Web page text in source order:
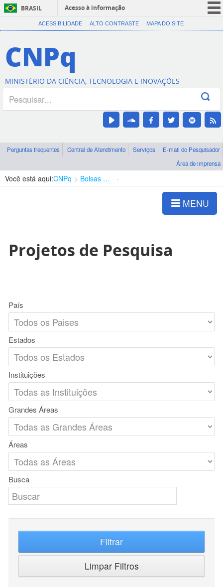
BRASIL
Acesso à informação
CORONAVÍRUS (COVID-19)
Canais
ACESSIBILIDADE ALTO CONTRASTE MAPA DO SITE
CNPq
MINISTÉRIO DA CIÊNCIA, TECNOLOGIA E INOVAÇÕES
Perguntas frequentes Central de Atendimento Serviços
E-mail do Pesquisador
Área de imprensa
Você está aqui:CNPq Bolsas e Auxílios Vigentes
MENU
Projetos de Pesquisa
País
Estados
Instituições
Grandes Áreas
Áreas
Busca
Filtrar
Limpar Filtros